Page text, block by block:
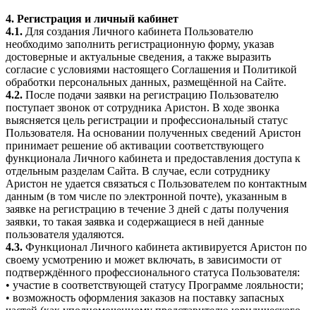
4. Регистрация и личный кабинет
4.1. Для создания Личного кабинета Пользователю
необходимо заполнить регистрационную форму, указав
достоверные и актуальные сведения, а также выразить
согласие с условиями настоящего Соглашения и Политикой
обработки персональных данных, размещённой на Сайте.
4.2. После подачи заявки на регистрацию Пользователю
поступает звонок от сотрудника Аристон. В ходе звонка
выясняется цель регистрации и профессиональный статус
Пользователя. На основании полученных сведений Аристон
принимает решение об активации соответствующего
функционала Личного кабинета и предоставления доступа к
отдельным разделам Сайта. В случае, если сотруднику
Аристон не удается связаться с Пользователем по контактным
данным (в том числе по электронной почте), указанным в
заявке на регистрацию в течение 3 дней с даты получения
заявки, то такая заявка и содержащиеся в ней данные
пользователя удаляются.
4.3. Функционал Личного кабинета активируется Аристон по
своему усмотрению и может включать, в зависимости от
подтверждённого профессионального статуса Пользователя:
• участие в соответствующей статусу Программе лояльности;
• возможность оформления заказов на поставку запасных